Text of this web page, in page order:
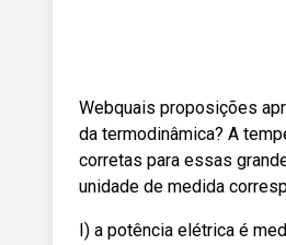
Webquais proposições
da termodinâmica? A
corretas para essas
unidade de medida
I) a potência elétrica é